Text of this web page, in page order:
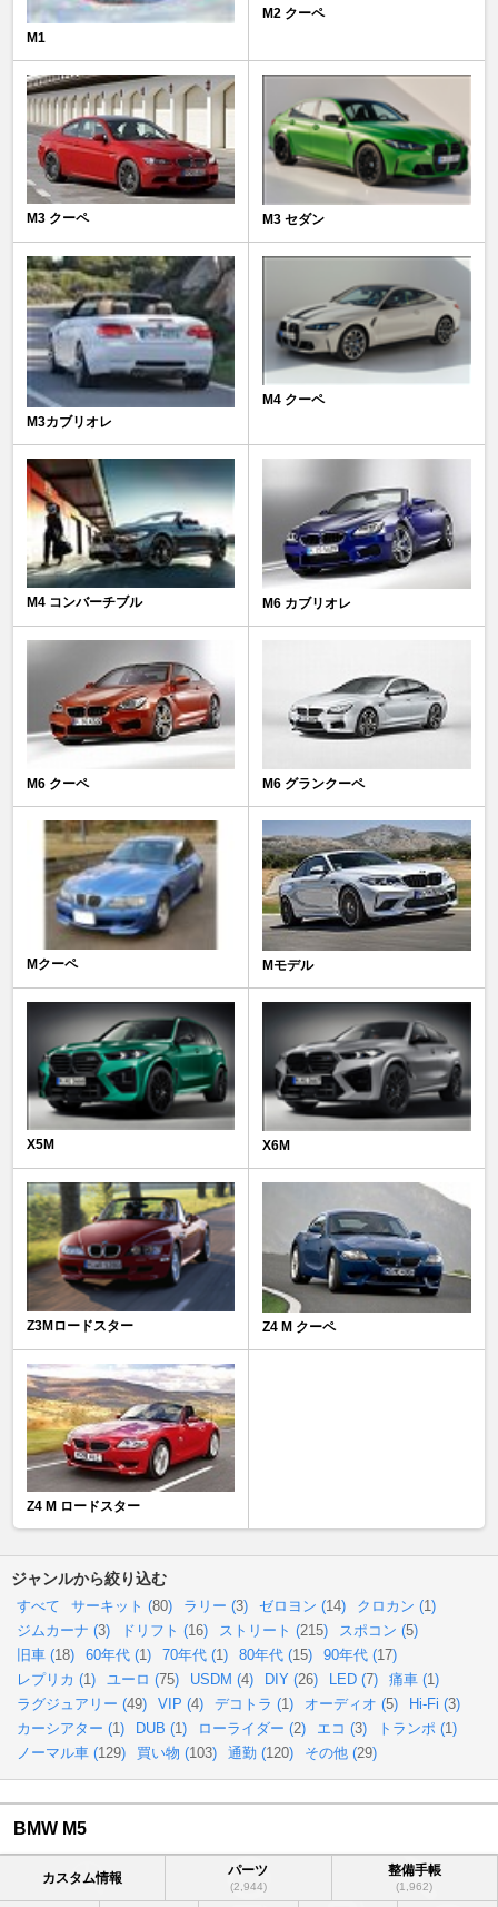
M1
M2 クーペ
M3 クーペ M3 セダン
M3カブリオレ
M4 クーペ
M4 コンバーチブル M6 カブリオレ
M6 クーペ M6 グランクーペ
Mクーペ Mモデル
X5M X6M
Z3Mロードスター Z4 M クーペ
Z4 M ロードスター
ジャンルから絞り込む
すべて サーキット (80) ラリー (3) ゼロヨン (14) クロカン (1)
ジムカーナ (3) ドリフト (16) ストリート (215) スポコン (5)
旧車 (18) 60年代 (1) 70年代 (1) 80年代 (15) 90年代 (17)
レプリカ (1) ユーロ (75) USDM (4) DIY (26) LED (7) 痛車 (1)
ラグジュアリー (49) VIP (4) デコトラ (1) オーディオ (5) Hi-Fi (3)
カーシアター (1) DUB (1) ローライダー (2) エコ (3) トランポ (1)
ノーマル車 (129) 買い物 (103) 通勤 (120) その他 (29)
BMW M5
カスタム情報 パーツ
(2,944)
整備手帳
(1,962)